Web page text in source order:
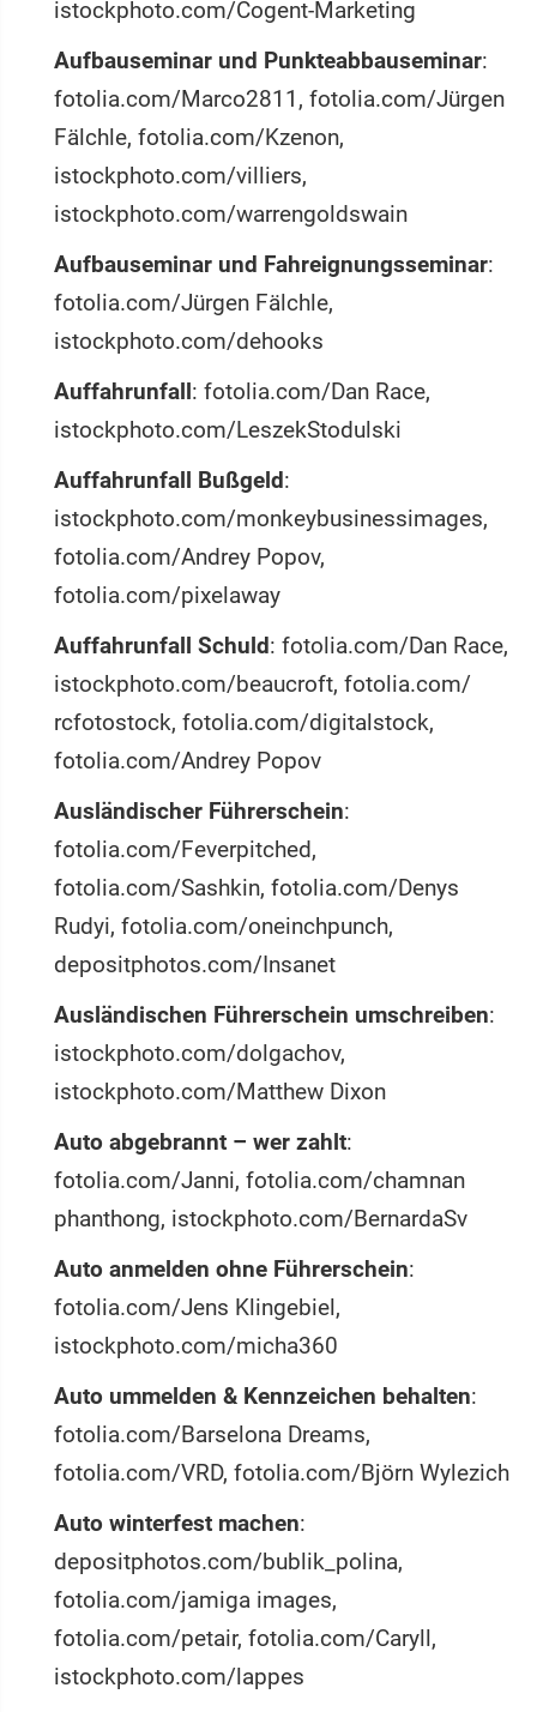
istockphoto.com/Cogent-Marketing
Aufbauseminar und Punkteabbauseminar:
fotolia.com/Marco2811, fotolia.com/Jürgen
Fälchle, fotolia.com/Kzenon,
istockphoto.com/villiers,
istockphoto.com/warrengoldswain
Aufbauseminar und Fahreignungsseminar:
fotolia.com/Jürgen Fälchle,
istockphoto.com/dehooks
Auffahrunfall: fotolia.com/Dan Race,
istockphoto.com/LeszekStodulski
Auffahrunfall Bußgeld:
istockphoto.com/monkeybusinessimages,
fotolia.com/Andrey Popov,
fotolia.com/pixelaway
Auffahrunfall Schuld: fotolia.com/Dan Race,
istockphoto.com/beaucroft, fotolia.com/
rcfotostock, fotolia.com/digitalstock,
fotolia.com/Andrey Popov
Ausländischer Führerschein:
fotolia.com/Feverpitched,
fotolia.com/Sashkin, fotolia.com/Denys
Rudyi, fotolia.com/oneinchpunch,
depositphotos.com/Insanet
Ausländischen Führerschein umschreiben:
istockphoto.com/dolgachov,
istockphoto.com/Matthew Dixon
Auto abgebrannt – wer zahlt:
fotolia.com/Janni, fotolia.com/chamnan
phanthong, istockphoto.com/BernardaSv
Auto anmelden ohne Führerschein:
fotolia.com/Jens Klingebiel,
istockphoto.com/micha360
Auto ummelden & Kennzeichen behalten:
fotolia.com/Barselona Dreams,
fotolia.com/VRD, fotolia.com/Björn Wylezich
Auto winterfest machen:
depositphotos.com/bublik_polina,
fotolia.com/jamiga images,
fotolia.com/petair, fotolia.com/Caryll,
istockphoto.com/lappes